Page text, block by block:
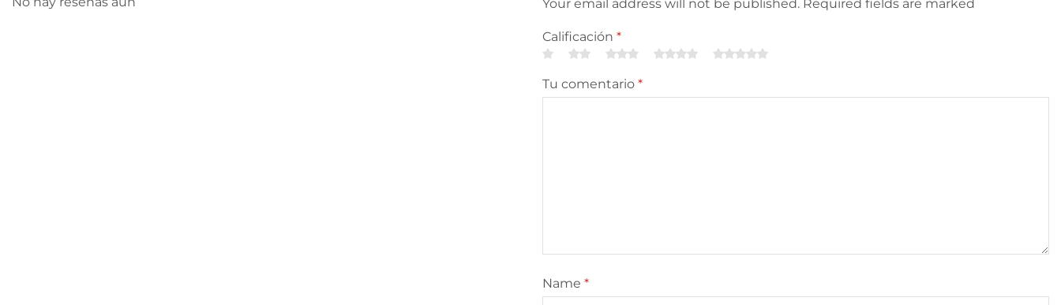
Your email address will not be published. Required fields are marked
Calificación *
Tu comentario *
Name *